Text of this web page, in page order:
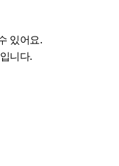
있어요.
니다.